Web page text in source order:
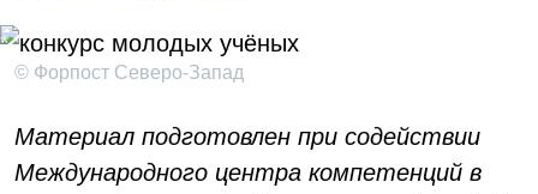
© Форпост Северо-Запад
Материал подготовлен при содействии
Международного центра компетенций в